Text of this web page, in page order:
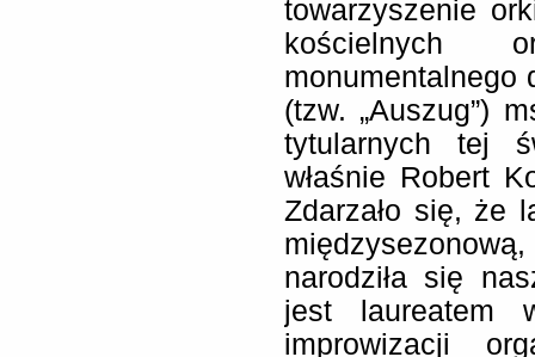
towarzyszenie
kościelnych
monumentalnego
(tzw. „Auszug”)
tytularnych tej
właśnie Robert
Zdarzało się, że
narodziła się
jest laureatem
improwizacji